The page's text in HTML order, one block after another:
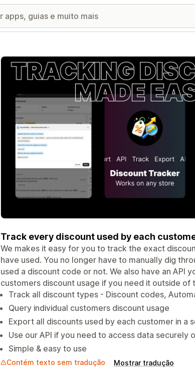
Galeria de imagens em destaque
Track every discount used by each
We makes it easy for you to track the exact
have used. You no longer have to manually dig
used a discount code or not. We also have an API
customers discount usage if you need it outside of
Track all discount types - Discount codes,
Query individual customers discount usage
Export all discounts used by each customer in a
Use our API if you need to access data securely
Simple & easy to use
Contém texto sem tradução Mostrar tradução